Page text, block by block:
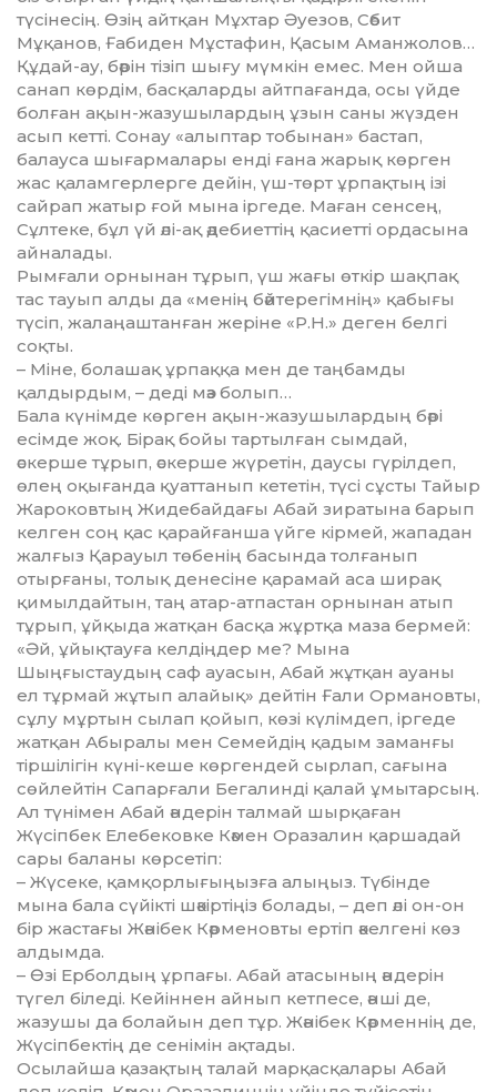
түсінесің. Өзің айтқан Мұхтар Әуезов, Сәбит
Мұқанов, Ғабиден Мұстафин, Қасым Аман­жолов…
Құдай-ау, бәрін тізіп шығу мүмкін емес. Мен ойша
санап көр­­дім, басқаларды айтпағанда, осы үйде
болған ақын-жазушылар­дың ұзын саны жүзден
асып кетті. Сонау «алыптар тобынан» бастап,
балауса шығармалары енді ғана жарық көрген
жас қаламгерлерге дейін, үш-төрт ұрпақтың ізі
сайрап жатыр ғой мына іргеде. Маған сен­сең,
Сұлтеке, бұл үй әлі-ақ әде­биеттің қасиетті ордасына
айналады.
Рымғали орнынан тұрып, үш жағы өткір шақпақ
тас тауып алды да «менің бәйтерегімнің» қабығы
түсіп, жалаңаштанған жеріне «Р.Н.» деген белгі
соқты.
– Міне, болашақ ұрпаққа мен де таңбамды
қалдырдым, – деді мәз болып…
Бала күнімде көрген ақын-жазушылардың бәрі
есімде жоқ. Бірақ бойы тартылған сымдай,
әскерше тұрып, әскерше жүретін, даусы гүрілдеп,
өлең оқығанда қуат­танып кететін, түсі сұсты Тайыр
Жароковтың Жидебайдағы Абай зиратына барып
келген соң қас қарайғанша үйге кірмей, жападан
жалғыз Қарауыл төбенің басында толғанып
отырғаны, толық дене­сіне қарамай аса ширақ
қимыл­дай­тын, таң атар-атпастан орны­нан атып
тұрып, ұйқыда жатқан басқа жұртқа маза бермей:
«Әй, ұйықтауға келдіңдер ме? Мына
Шыңғыстаудың саф ауасын, Абай жұтқан ауаны
ел тұрмай жұтып алайық» дейтін Ғали Ормановты,
сұлу мұртын сылап қойып, көзі күлімдеп, іргеде
жатқан Абыралы мен Семейдің қадым заманғы
тір­ші­лігін күні-кеше көргендей сыр­лап, сағына
сөйлейтін Сапарғали Бегалинді қалай ұмытарсың.
Ал түнімен Абай әндерін талмай шырқаған
Жүсіпбек Елебековке Кәмен Оразалин қаршадай
сары баланы көрсетіп:
– Жүсеке, қамқорлығыңызға алыңыз. Түбінде
мына бала сүйікті шәкіртіңіз болады, – деп әлі он-он
бір жастағы Жәнібек Кәрменовты ертіп әкелгені көз
алдымда.
– Өзі Ерболдың ұрпағы. Абай атасының әндерін
түгел біледі. Кейіннен ай­нып кетпесе, әнші де,
жазушы да болайын деп тұр. Жәнібек Кәрмен­нің де,
Жүсіпбек­тің де сенімін ақ­тады.
Осылайша қазақтың талай марқасқалары Абай